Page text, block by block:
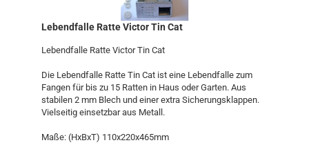
Lebendfalle Ratte Victor Tin Cat
Lebendfalle Ratte Victor Tin Cat
Die Lebendfalle Ratte Tin Cat ist eine Lebendfalle zum
Fangen für bis zu 15 Ratten in Haus oder Garten. Aus
stabilen 2 mm Blech und einer extra Sicherungsklappen.
Vielseitig einsetzbar aus Metall.
Maße: (HxBxT) 110x220x465mm